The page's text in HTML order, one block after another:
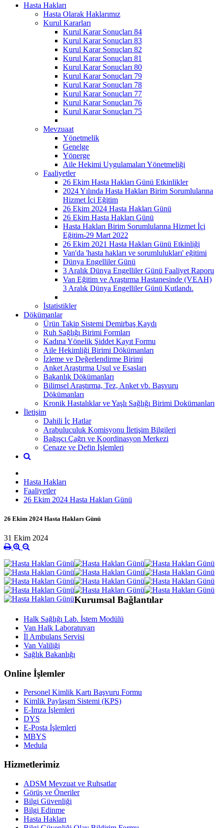
Hasta Hakları
Hasta Olarak Haklarımız
Kurul Kararları
Kurul Karar Sonuçları 84
Kurul Karar Sonuçları 83
Kurul Karar Sonuçları 82
Kurul Karar Sonuçları 81
Kurul Karar Sonuçları 80
Kurul Karar Sonuçları 79
Kurul Karar Sonuçları 78
Kurul Karar Sonuçları 77
Kurul Karar Sonuçları 76
Kurul Karar Sonuçları 75
Mevzuaat
Yönetmelik
Genelge
Yönerge
Aile Hekimi Uygulamaları Yönetmeliği
Faaliyetler
26 Ekim Hasta Hakları Günü Etkinlikler
2024 Yılında Hasta Hakları Birim Sorumlularına
Hizmet İçi Eğitim
26 Ekim 2024 Hasta Hakları Günü
26 Ekim Hasta Hakları Günü
Hasta Hakları Birim Sorumlularına Hizmet İçi
Eğitim-29 Mart 2022
26 Ekim 2021 Hasta Hakları Günü Etkinliği
Van'da 'hasta hakları ve sorumlulukları' eğitimi
Dünya Engelliler Günü
3 Aralık Dünya Engelliler Günü Faaliyet Raporu
Van Eğitim ve Araştırma Hastanesinde (VEAH)
3 Aralık Dünya Engelliler Günü Kutlandı.
İstatistikler
Dökümanlar
Ürün Takip Sistemi Demirbaş Kaydı
Ruh Sağlığı Birimi Formları
Kadına Yönelik Şiddet Kayıt Formu
Aile Hekimliği Birimi Dökümanları
İzleme ve Değerlendirme Birimi
Anket Araştırma Usul ve Esasları
Bakanlık Dökümanları
Bilimsel Araştırma, Tez, Anket vb. Başvuru
Dökümanları
Kronik Hastalıklar ve Yaşlı Sağlığı Birimi Dokümanları
İletişim
Dahili İç Hatlar
Arabuluculuk Komisyonu İletişim Bilgileri
Bağışçı Çağrı ve Koordinasyon Merkezi
Cenaze ve Defin İşlemleri
Hasta Hakları
Faaliyetler
26 Ekim 2024 Hasta Hakları Günü
26 Ekim 2024 Hasta Hakları Günü
31 Ekim 2024
Kurumsal Bağlantılar
Halk Sağlığı Lab. İstem Modülü
Van Halk Laboratuvarı
İl Ambulans Servisi
Van Valiliği
Sağlık Bakanlığı
Online İşlemler
Personel Kimlik Kartı Başvuru Formu
Kimlik Paylaşım Sistemi (KPS)
E-İmza İşlemleri
DYS
E-Posta İşlemleri
MBYS
Medula
Hizmetlerimiz
ADSM Mevzuat ve Ruhsatlar
Görüş ve Öneriler
Bilgi Güvenliği
Bilgi Edinme
Hasta Hakları